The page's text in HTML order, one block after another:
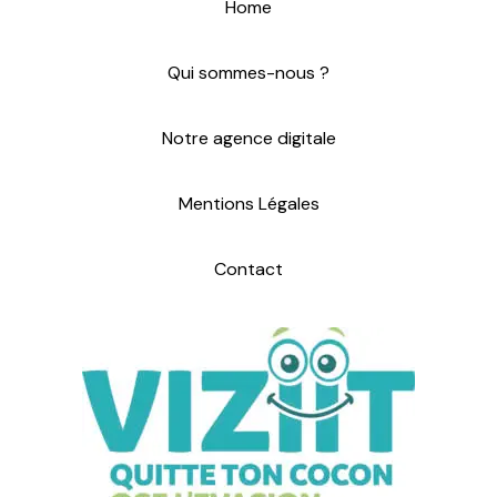
Home
Qui sommes-nous ?
Notre agence digitale
Mentions Légales
Contact